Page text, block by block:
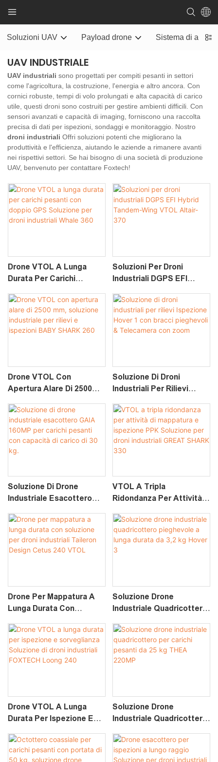
Soluzioni UAV Payload drone Sistema di
UAV INDUSTRIALE
UAV industriali sono progettati per compiti pesanti in settori
come l'agricoltura, la costruzione, l'energia e altro ancora. Con
cornici robuste, tempi di volo prolungati e alta capacità di carico
utile, questi droni sono costruiti per gestire ambienti difficili. Con
sensori avanzati e capacità di imaging, forniscono una raccolta
precisa di dati per ispezioni, sondaggi e monitoraggio. Nostro
droni industriali Offri soluzioni potenti che migliorano la
produttività e l'efficienza, aiutando le aziende a rimanere avanti
nei rispettivi settori. Se hai bisogno di una società di produzione
UAV, benvenuto per contattare Foxtech!
Drone VTOL A Lunga
Durata Per Carichi
Soluzione Per Droni
Industriali Whale 360
Soluzioni Per Droni
Industriali DGPS EFI
VTOL Altair-370
Drone VTOL Con
Apertura Alare Di 2500
Per Rilievi E Ispezioni
BABY SHARK 260
Soluzione Di Droni
Industriali Per Rilievi
1 Con Bracci Pieghevoli &
Telecamera Con Zoom
Soluzione Di Drone
Industriale Esacottero
Pesanti Con Capacità Di
Carico Di 30 Kg.
VTOL A Tripla
Ridondanza Per Attività
PPK Soluzione Per Droni
Industriali GREAT SHARK
330
Drone Per Mappatura A
Lunga Durata Con
Industriali Taileron Design
Cetus 240 VTOL
Soluzione Drone
Industriale Quadricottero
Durata Da 3,2 Kg Hover 3
Drone VTOL A Lunga
Durata Per Ispezione E
Droni Industriali
FOXTECH Loong 240
Soluzione Drone
Industriale Quadricottero
Kg THEA 220MP